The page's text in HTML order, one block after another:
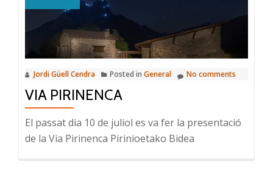
Jordi Güell Cendra Posted in General No comments
VIA PIRINENCA
El passat dia 10 de juliol es va fer la presentació
de la Via Pirinenca Pirinioetako Bidea